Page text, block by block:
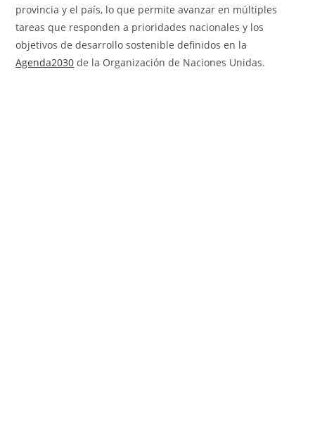
provincia y el país, lo que permite avanzar en múltiples
tareas que responden a prioridades nacionales y los
objetivos de desarrollo sostenible definidos en la
Agenda2030 de la Organización de Naciones Unidas.